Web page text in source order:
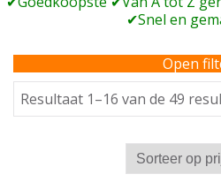
Open
Resultaat 1–16 van de 49